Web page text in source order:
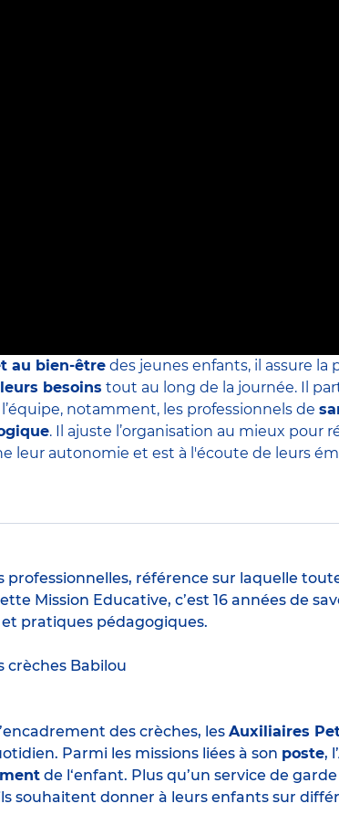
au bien-être des jeunes enfants, il assure la
besoins tout au long de la journée. Il
notamment, les professionnels de
. Il ajuste l’organisation au mieux pour
leur autonomie et est à l'écoute de leurs
référence sur laquelle
Mission Educative, c’est 16 années de
pratiques pédagogiques.
crèches Babilou
des crèches, les Auxiliaires
Parmi les missions liées à son poste,
de l‘enfant. Plus qu’un service de
souhaitent donner à leurs enfants sur